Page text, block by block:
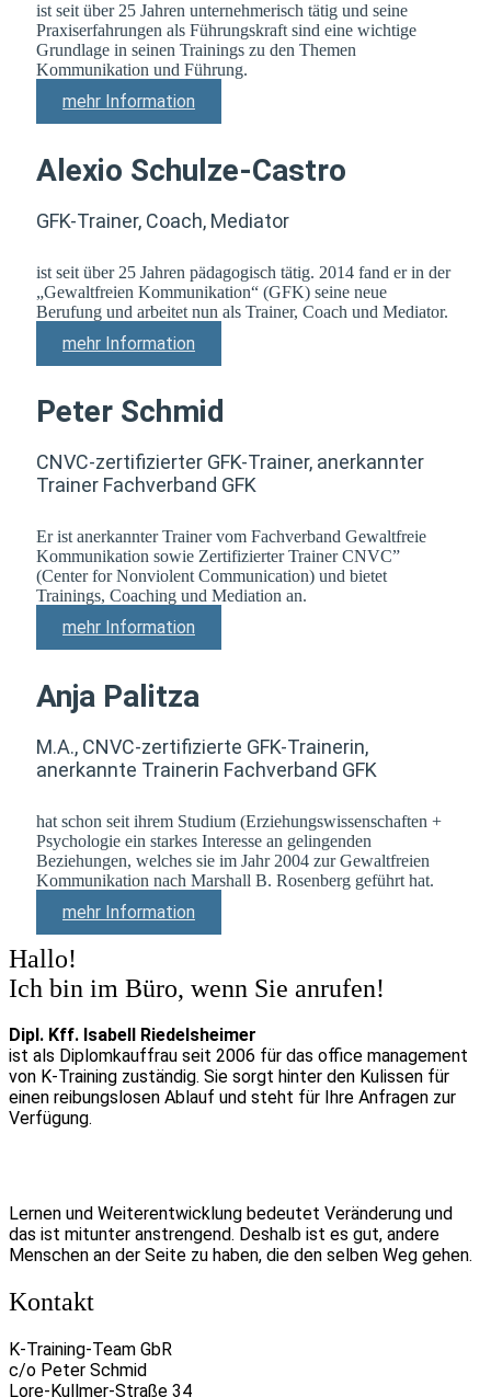
ist seit über 25 Jahren unternehmerisch tätig und seine
Praxiserfahrungen als Führungskraft sind eine wichtige
Grundlage in seinen Trainings zu den Themen
Kommunikation und Führung.
mehr Information
Alexio Schulze-Castro
GFK-Trainer, Coach, Mediator
ist seit über 25 Jahren pädagogisch tätig. 2014 fand er in der
„Gewaltfreien Kommunikation“ (GFK) seine neue
Berufung und arbeitet nun als Trainer, Coach und Mediator.
mehr Information
Peter Schmid
CNVC-zertifizierter GFK-Trainer, anerkannter
Trainer Fachverband GFK
Er ist anerkannter Trainer vom Fachverband Gewaltfreie
Kommunikation sowie Zertifizierter Trainer CNVC”
(Center for Nonviolent Communication) und bietet
Trainings, Coaching und Mediation an.
mehr Information
Anja Palitza
M.A., CNVC-zertifizierte GFK-Trainerin,
anerkannte Trainerin Fachverband GFK
hat schon seit ihrem Studium (Erziehungswissenschaften +
Psychologie ein starkes Interesse an gelingenden
Beziehungen, welches sie im Jahr 2004 zur Gewaltfreien
Kommunikation nach Marshall B. Rosenberg geführt hat.
mehr Information
Hallo!
Ich bin im Büro, wenn Sie anrufen!
Dipl. Kff. Isabell Riedelsheimer
ist als Diplomkauffrau seit 2006 für das office management
von K-Training zuständig. Sie sorgt hinter den Kulissen für
einen reibungslosen Ablauf und steht für Ihre Anfragen zur
Verfügung.
Lernen und Weiterentwicklung bedeutet Veränderung und
das ist mitunter anstrengend. Deshalb ist es gut, andere
Menschen an der Seite zu haben, die den selben Weg gehen.
Kontakt
K-Training-Team GbR
c/o Peter Schmid
Lore-Kullmer-Straße 34